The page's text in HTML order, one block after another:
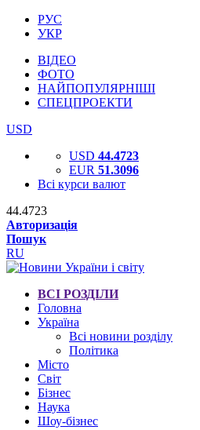
РУС
УКР
ВІДЕО
ФОТО
НАЙПОПУЛЯРНІШІ
СПЕЦПРОЕКТИ
USD
USD 44.4723
EUR 51.3096
Всі курси валют
44.4723
Авторизація
Пошук
RU
ВСІ РОЗДІЛИ
Головна
Україна
Всі новини розділу
Політика
Місто
Світ
Бізнес
Наука
Шоу-бізнес